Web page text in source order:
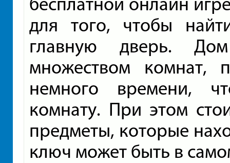
для того, чтобы
главную дверь.
множеством комнат,
немного времени,
комнату. При этом
предметы, которые
ключ может быть в